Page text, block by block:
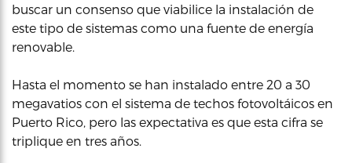
buscar un consenso que viabilice la instalación de
este tipo de sistemas como una fuente de energía
renovable.
Hasta el momento se han instalado entre 20 a 30
megavatios con el sistema de techos fotovoltáicos en
Puerto Rico, pero las expectativa es que esta cifra se
triplique en tres años.